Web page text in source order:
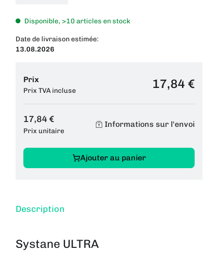
Disponible, >10 articles en stock
Date de livraison estimée:
13.08.2026
Prix
Prix TVA incluse 17,84 €
17,84 €
Prix unitaire
Informations sur l'envoi
Ajouter au panier
Description
Systane ULTRA